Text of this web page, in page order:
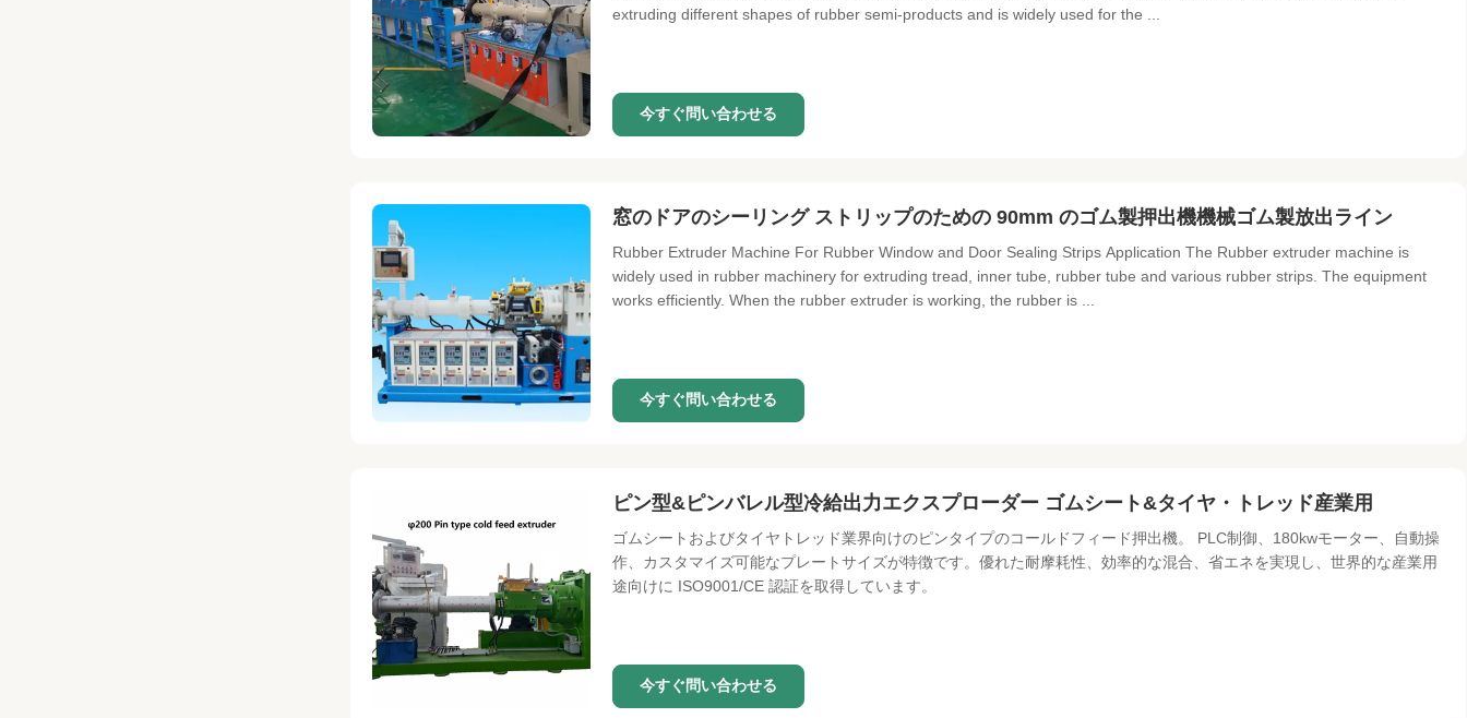
extruding different shapes of rubber semi-products and is widely used for the ...
今すぐ問い合わせる
窓のドアのシーリング ストリップのための 90mm のゴム製押出機機械ゴム製放出ライン
Rubber Extruder Machine For Rubber Window and Door Sealing Strips Application The Rubber extruder machine is
widely used in rubber machinery for extruding tread, inner tube, rubber tube and various rubber strips. The equipment
works efficiently. When the rubber extruder is working, the rubber is ...
今すぐ問い合わせる
ピン型&ピンバレル型冷給出力エクスプローダー ゴムシート&タイヤ・トレッド産業用
ゴムシートおよびタイヤトレッド業界向けのピンタイプのコールドフィード押出機。 PLC制御、180kwモーター、自動操
作、カスタマイズ可能なプレートサイズが特徴です。優れた耐摩耗性、効率的な混合、省エネを実現し、世界的な産業用
途向けに ISO9001/CE 認証を取得しています。
今すぐ問い合わせる